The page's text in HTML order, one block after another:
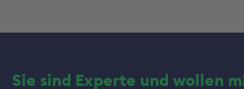
Sie sind Experte und wollen